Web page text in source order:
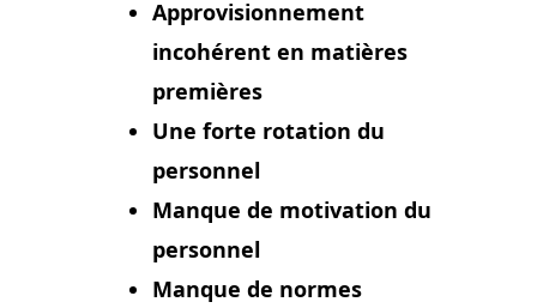
Approvisionnement
incohérent en matières
premières
Une forte rotation du
personnel
Manque de motivation du
personnel
Manque de normes